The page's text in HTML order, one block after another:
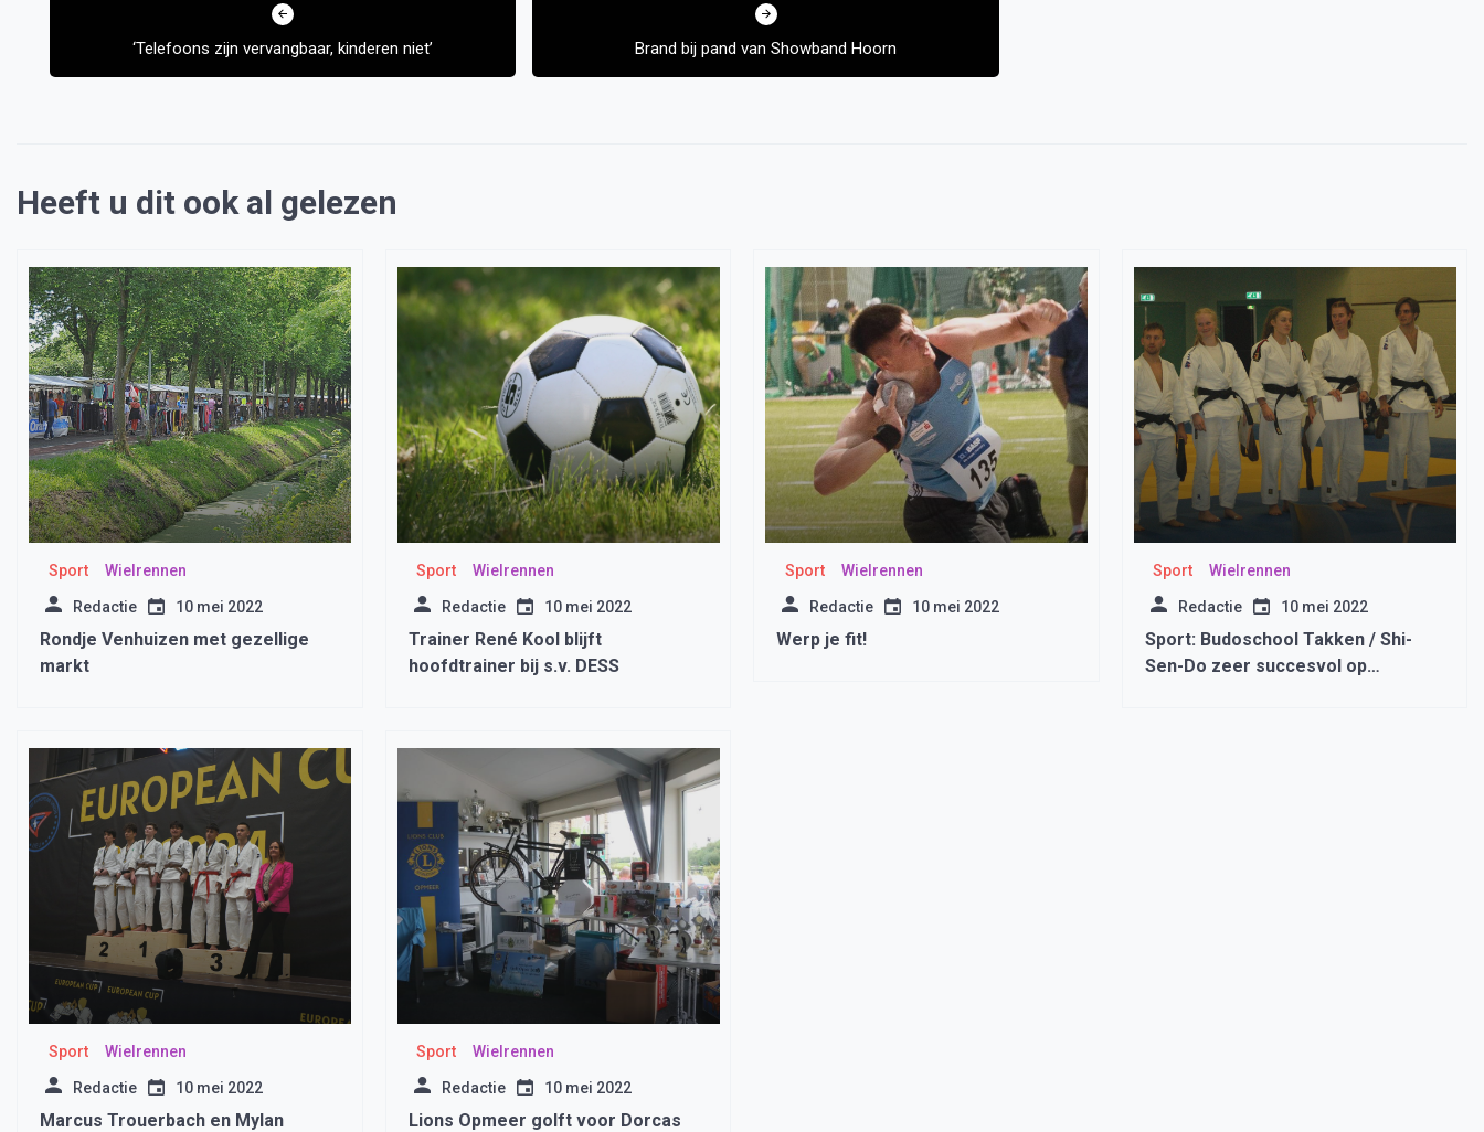
‘Telefoons zijn vervangbaar, kinderen niet’ Brand bij pand van Showband Hoorn
Heeft u dit ook al gelezen
Sport Wielrennen
Redactie 10 mei 2022
Rondje Venhuizen met gezellige
markt
Sport Wielrennen
Redactie 10 mei 2022
Trainer René Kool blijft
hoofdtrainer bij s.v. DESS
Sport Wielrennen
Redactie 10 mei 2022
Werp je fit!
Sport Wielrennen
Redactie 10 mei 2022
Sport: Budoschool Takken / Shi-
Sen-Do zeer succesvol op
Sport Wielrennen
Redactie 10 mei 2022
Marcus Trouerbach en Mylan
Sport Wielrennen
Redactie 10 mei 2022
Lions Opmeer golft voor Dorcas